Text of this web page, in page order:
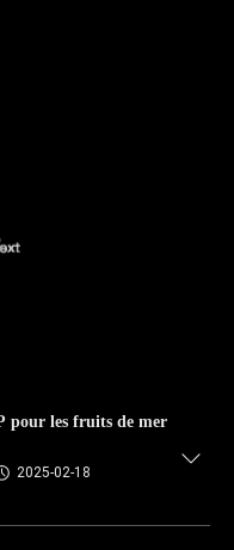
pour les fruits de mer
2025-02-18